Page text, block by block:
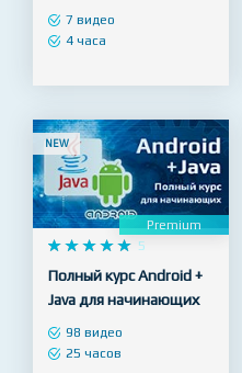
7 видео
4 часа
NEW
Premium
    
     5
Полный курс Android +
Java для начинающих
98 видео
25 часов